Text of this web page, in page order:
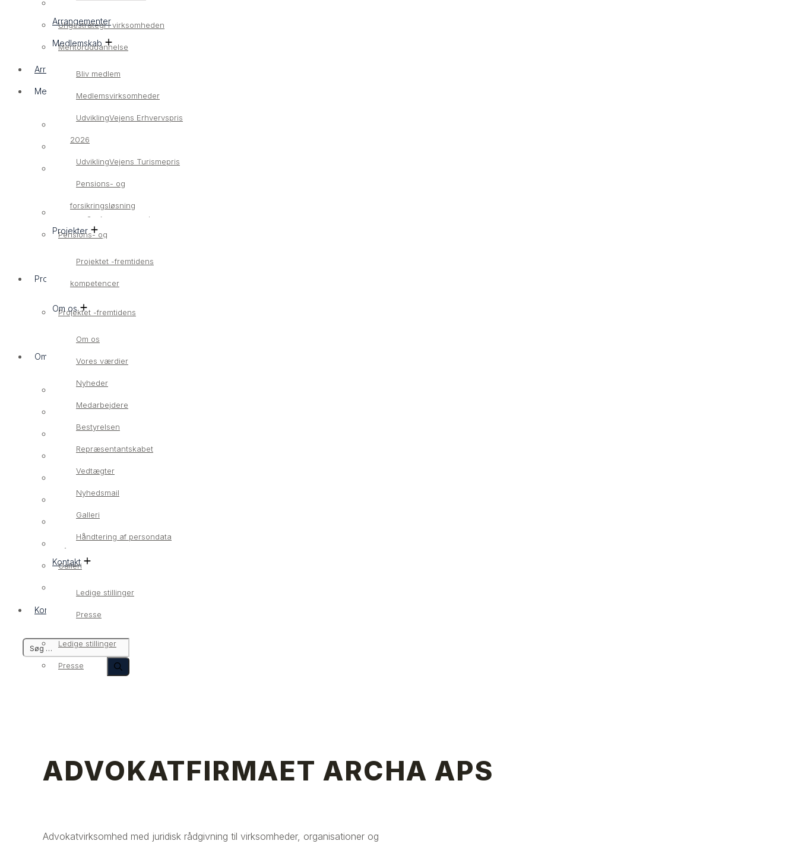
Arrangementer
Medlemskab
Bliv medlem
Medlemsvirksomheder
UdviklingVejens Erhvervspris
2026
UdviklingVejens Turismepris
Pensions- og
forsikringsløsning
Projekter
Projektet -fremtidens
kompetencer
Om os
Om os
Vores værdier
Nyheder
Medarbejdere
Bestyrelsen
Repræsentantskabet
Vedtægter
Nyhedsmail
Galleri
Håndtering af persondata
Kontakt
Ledige stillinger
Presse
Juniormesterlære
Ungestrategi i virksomheden
Mentoruddannelse
Arrangementer
Medlemskab
Bliv medlem
Medlemsvirksomheder
UdviklingVejens Erhvervspris
UdviklingVejens Turismepris
Pensions- og
Projekter
Projektet -fremtidens
Om os
Om os
Vores værdier
Nyheder
Medarbejdere
Bestyrelsen
Repræsentantskabet
Vedtægter
Nyhedsmail
Galleri
Kontakt
Ledige stillinger
Presse
ADVOKATFIRMAET ARCHA APS
Advokatvirksomhed med juridisk rådgivning til virksomheder, organisationer og